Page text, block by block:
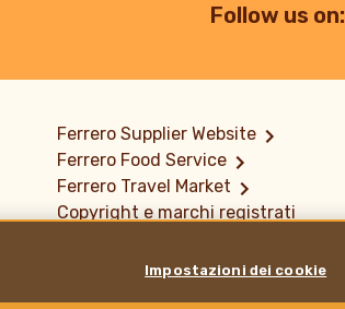
Ferrero Supplier Website
Ferrero Food Service
Ferrero Travel Market
Copyright e marchi registrati
Ferrero Hazelnut Company
Dove siamo
Follow us on:
Impostazioni dei cookie